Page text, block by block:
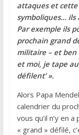
attaques et cette
symboliques… ils
Par exemple ils
prochain grand
militaire – et ben
et moi, je tape
défilent’ ».
Alors Papa
calendrier du
vous qu’il n’y en
« grand » défilé,